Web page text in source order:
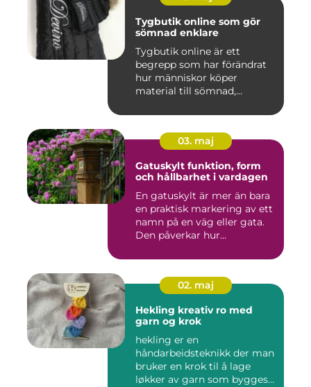
Tygbutik online som gör
sömnad enklare
Tygbutik online är ett
begrepp som har förändrat
hur människor köper
material till sömnad,
03. maj
Gatuskylt funktion, form
och hållbarhet i vardagen
En gatuskylt är mer än bara
en praktisk markering av ett
namn på en väg eller gata.
Den påverkar hur...
02. maj
Hekling kreativ ro med
garn og krok
hekling er en
håndarbeidsteknikk der man
bruker en krok til å lage
løkker av garn som bygges